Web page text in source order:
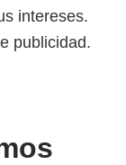
intereses.
publicidad.